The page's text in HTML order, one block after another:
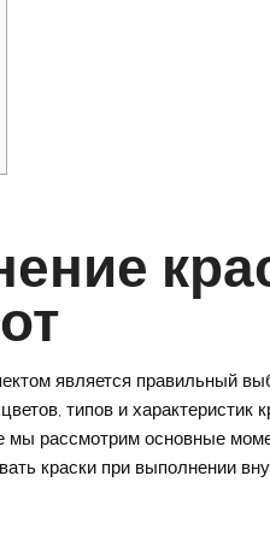
является правильный
типов и характеристик
мы рассмотрим основные
краски при выполнении